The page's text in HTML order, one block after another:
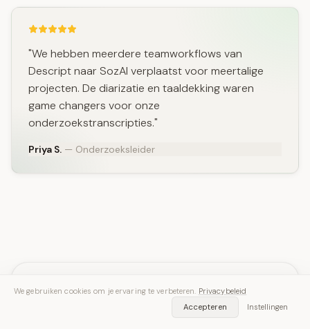
"We hebben meerdere teamworkflows van
Descript naar SozAI verplaatst voor meertalige
projecten. De diarizatie en taaldekking waren
game changers voor onze
onderzoekstranscripties."
Priya S. — Onderzoeksleider
Klaar om het beste
transcriptietool te
We gebruiken cookies om je ervaring te verbeteren. Privacybeleid
Accepteren
Instellingen